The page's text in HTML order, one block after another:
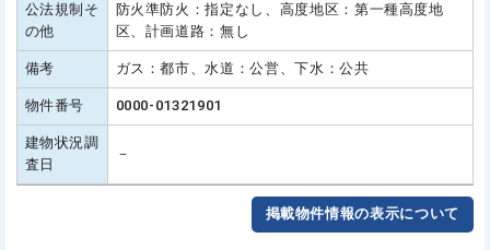
公法規制そ
の他
防火準防火：指定なし、高度地区：第一種高度地
区、計画道路：無し
備考 ガス：都市、水道：公営、下水：公共
物件番号 0000-01321901
建物状況調
査日
－
掲載物件情報の表示について